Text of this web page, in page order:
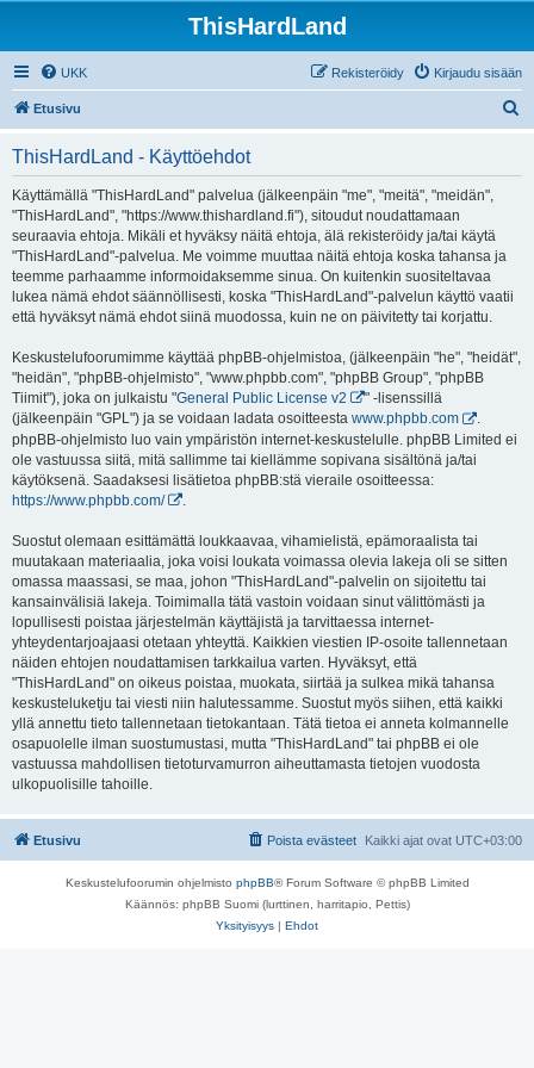
ThisHardLand
UKK Kirjaudu sisään
Rekisteröidy
Etusivu
ThisHardLand - Käyttöehdot
Käyttämällä "ThisHardLand" palvelua (jälkeenpäin "me", "meitä", "meidän",
"ThisHardLand", "https://www.thishardland.fi"), sitoudut noudattamaan
seuraavia ehtoja. Mikäli et hyväksy näitä ehtoja, älä rekisteröidy ja/tai käytä
"ThisHardLand"-palvelua. Me voimme muuttaa näitä ehtoja koska tahansa ja
teemme parhaamme informoidaksemme sinua. On kuitenkin suositeltavaa
lukea nämä ehdot säännöllisesti, koska "ThisHardLand"-palvelun käyttö vaatii
että hyväksyt nämä ehdot siinä muodossa, kuin ne on päivitetty tai korjattu.
Keskustelufoorumimme käyttää phpBB-ohjelmistoa, (jälkeenpäin "he", "heidät",
"heidän", "phpBB-ohjelmisto", "www.phpbb.com", "phpBB Group", "phpBB
Tiimit"), joka on julkaistu "General Public License v2
" -lisenssillä
(jälkeenpäin "GPL") ja se voidaan ladata osoitteesta www.phpbb.com
.
phpBB-ohjelmisto luo vain ympäristön internet-keskustelulle. phpBB Limited ei
ole vastuussa siitä, mitä sallimme tai kiellämme sopivana sisältönä ja/tai
käytöksenä. Saadaksesi lisätietoa phpBB:stä vieraile osoitteessa:
https://www.phpbb.com/
Suostut olemaan esittämättä loukkaavaa, vihamielistä, epämoraalista tai
muutakaan materiaalia, joka voisi loukata voimassa olevia lakeja oli se sitten
omassa maassasi, se maa, johon "ThisHardLand"-palvelin on sijoitettu tai
kansainvälisiä lakeja. Toimimalla tätä vastoin voidaan sinut välittömästi ja
lopullisesti poistaa järjestelmän käyttäjistä ja tarvittaessa internet-
yhteydentarjoajaasi otetaan yhteyttä. Kaikkien viestien IP-osoite tallennetaan
näiden ehtojen noudattamisen tarkkailua varten. Hyväksyt, että
"ThisHardLand" on oikeus poistaa, muokata, siirtää ja sulkea mikä tahansa
keskusteluketju tai viesti niin halutessamme. Suostut myös siihen, että kaikki
yllä annettu tieto tallennetaan tietokantaan. Tätä tietoa ei anneta kolmannelle
osapuolelle ilman suostumustasi, mutta "ThisHardLand" tai phpBB ei ole
vastuussa mahdollisen tietoturvamurron aiheuttamasta tietojen vuodosta
ulkopuolisille tahoille.
Etusivu Kaikki ajat ovat UTC+03:00
Poista evästeet
Keskustelufoorumin ohjelmisto phpBB® Forum Software © phpBB Limited
Käännös: phpBB Suomi (lurttinen, harritapio, Pettis)
Yksityisyys | Ehdot